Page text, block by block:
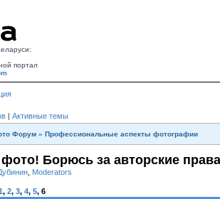
портал
| Активные темы
Форум » Профессиональные аспекты фотографии
фото! Борюсь за авторские
Moderators
, 2, 3, 4, 5, 6